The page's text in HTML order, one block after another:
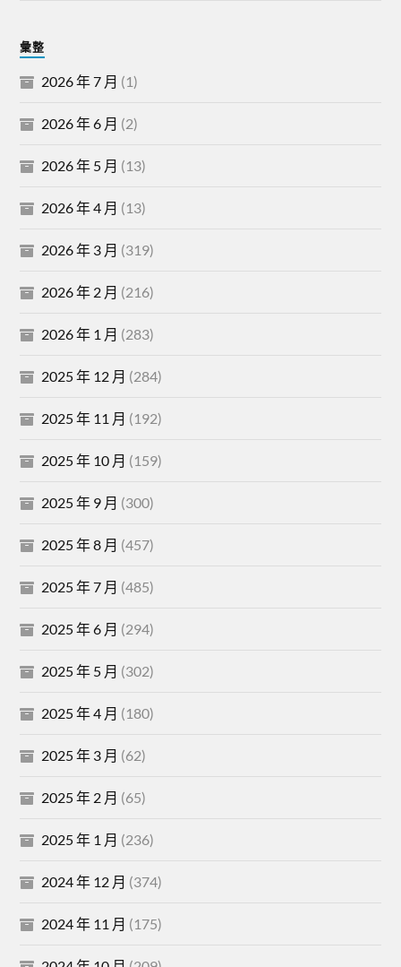
彙整
2026 年 7 月 (1)
2026 年 6 月 (2)
2026 年 5 月 (13)
2026 年 4 月 (13)
2026 年 3 月 (319)
2026 年 2 月 (216)
2026 年 1 月 (283)
2025 年 12 月 (284)
2025 年 11 月 (192)
2025 年 10 月 (159)
2025 年 9 月 (300)
2025 年 8 月 (457)
2025 年 7 月 (485)
2025 年 6 月 (294)
2025 年 5 月 (302)
2025 年 4 月 (180)
2025 年 3 月 (62)
2025 年 2 月 (65)
2025 年 1 月 (236)
2024 年 12 月 (374)
2024 年 11 月 (175)